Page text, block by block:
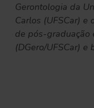
Gerontologia da
Carlos (UFSCar) e
de pós-graduação
(DGero/UFSCar) e